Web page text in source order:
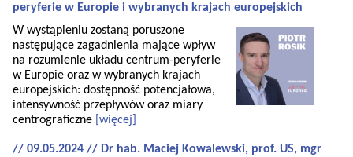
peryferie w Europie i wybranych krajach europejskich
W wystąpieniu zostaną poruszone
następujące zagadnienia mające wpływ
na rozumienie układu centrum-peryferie
w Europie oraz w wybranych krajach
europejskich: dostępność potencjałowa,
intensywność przepływów oraz miary
centrograficzne [więcej]
// 09.05.2024 // Dr hab. Maciej Kowalewski, prof. US, mgr